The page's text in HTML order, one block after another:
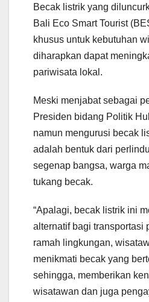
Becak listrik yang
Bali Eco Smart Tourist
khusus untuk kebutuhan
diharapkan dapat
pariwisata lokal.
Meski menjabat sebagai
Presiden bidang Politik
namun mengurusi becak
adalah bentuk dari
segenap bangsa, warga
tukang becak.
“Apalagi, becak listrik ini
alternatif bagi transportasi
ramah lingkungan,
menikmati becak yang
sehingga, memberikan
wisatawan dan juga